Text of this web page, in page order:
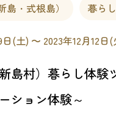
島・式根島） 暮ら
日(土) 〜 2023年12月12日(
島村）暮らし体験
ション体験～